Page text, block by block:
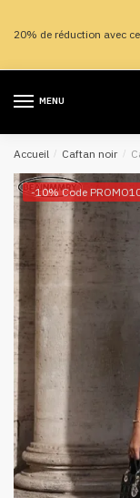
navigation
20% de réduction avec
MENU
Accueil / Caftan noir /
-10% Code